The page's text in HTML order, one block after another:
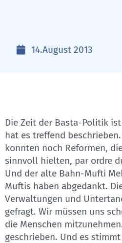
14.August 2013
Die Zeit der Basta-Politik
hat es treffend
konnten noch Reformen,
sinnvoll hielten, par ordre
Und der alte Bahn-Mufti
Muftis haben abgedankt.
Verwaltungen und
gefragt. Wir müssen uns
die Menschen
geschrieben. Und es